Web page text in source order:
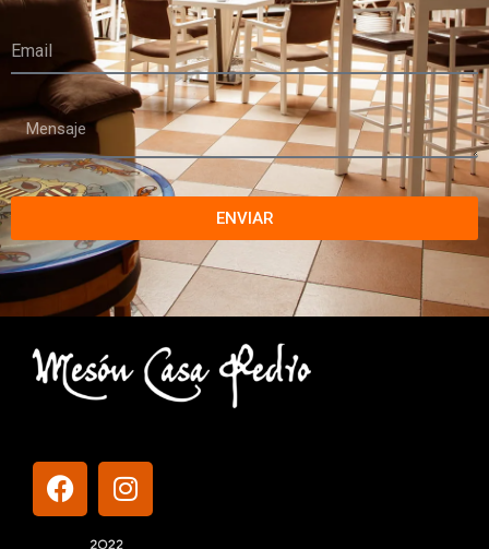
ENVIAR